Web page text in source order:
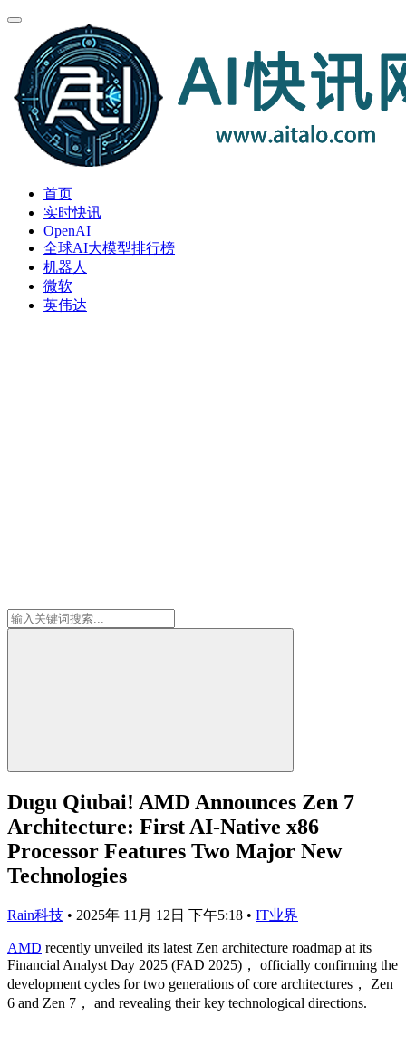
首页
实时快讯
OpenAI
全球AI大模型排行榜
机器人
微软
英伟达
Dugu Qiubai! AMD Announces Zen 7
Architecture: First AI-Native x86
Processor Features Two Major New
Technologies
Rain科技 • 2025年 11月 12日 下午5:18 • IT业界
AMD recently unveiled its latest Zen architecture roadmap at its
Financial Analyst Day 2025 (FAD 2025)， officially confirming the
development cycles for two generations of core architectures， Zen
6 and Zen 7， and revealing their key technological directions.